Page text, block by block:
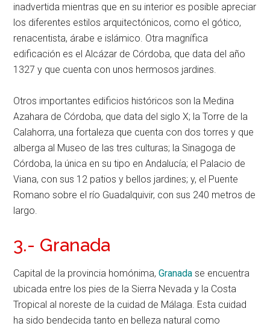
inadvertida mientras que en su interior es posible apreciar
los diferentes estilos arquitectónicos, como el gótico,
renacentista, árabe e islámico. Otra magnífica
edificación es el Alcázar de Córdoba, que data del año
1327 y que cuenta con unos hermosos jardines.
Otros importantes edificios históricos son la Medina
Azahara de Córdoba, que data del siglo X; la Torre de la
Calahorra, una fortaleza que cuenta con dos torres y que
alberga al Museo de las tres culturas; la Sinagoga de
Córdoba, la única en su tipo en Andalucía; el Palacio de
Viana, con sus 12 patios y bellos jardines; y, el Puente
Romano sobre el río Guadalquivir, con sus 240 metros de
largo.
3.- Granada
Capital de la provincia homónima,Granadase encuentra
ubicada entre los pies de la Sierra Nevada y la Costa
Tropical al noreste de la cuidad de Málaga. Esta cuidad
ha sido bendecida tanto en belleza natural como